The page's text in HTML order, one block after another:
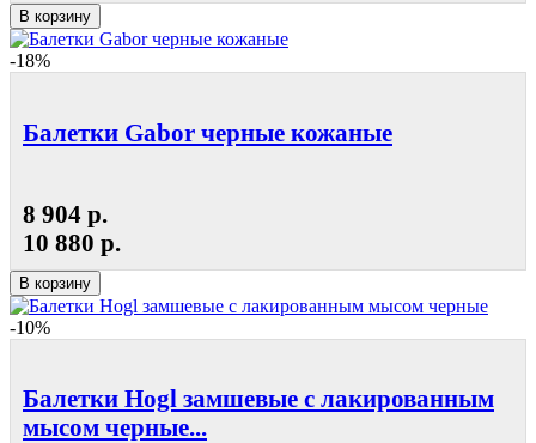
В корзину
-18%
Балетки Gabor черные кожаные
8 904 р.
10 880 р.
В корзину
-10%
Балетки Hogl замшевые с лакированным
мысом черные...